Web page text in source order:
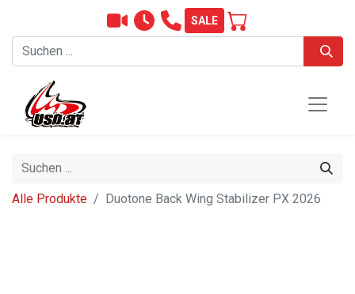
SALE
Alle Produkte Duotone Back Wing Stabilizer PX 2026